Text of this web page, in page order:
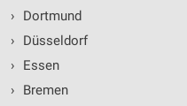
›
Dortmund
›
Düsseldorf
›
Essen
›
Bremen